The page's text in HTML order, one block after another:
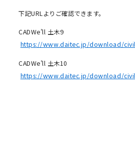
下記URLよりご確認できます。
CADWe’ll 土木9
https://www.daitec.jp/download/
CADWe’ll 土木10
https://www.daitec.jp/download/